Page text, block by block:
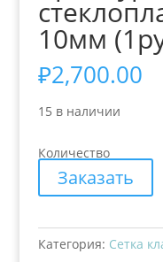
10мм
₽2,700.00
15 в наличии
Количество
Заказать
Категория: Сетка